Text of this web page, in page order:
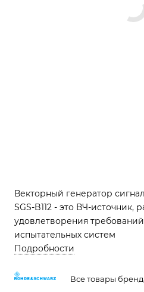
Векторный генератор
SGS-B112 - это ВЧ-источник,
удовлетворения
испытательных систем
Подробности
Все товары